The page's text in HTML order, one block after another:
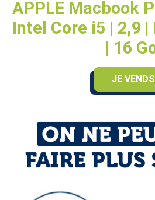
APPLE Macbook
Intel Core i5 | 2,9 |
| 16
JE VENDS